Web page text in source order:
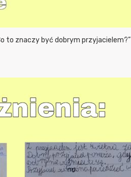
to znaczy być dobrym przyjacielem?”